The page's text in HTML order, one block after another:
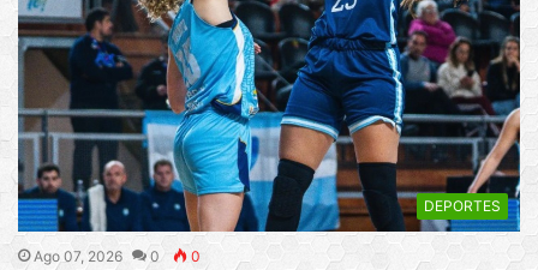
DEPORTES
Ago 07, 2026 0 0